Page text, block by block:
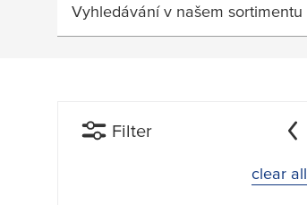
Vyhledávání v našem sortimentu
Filter
clear all